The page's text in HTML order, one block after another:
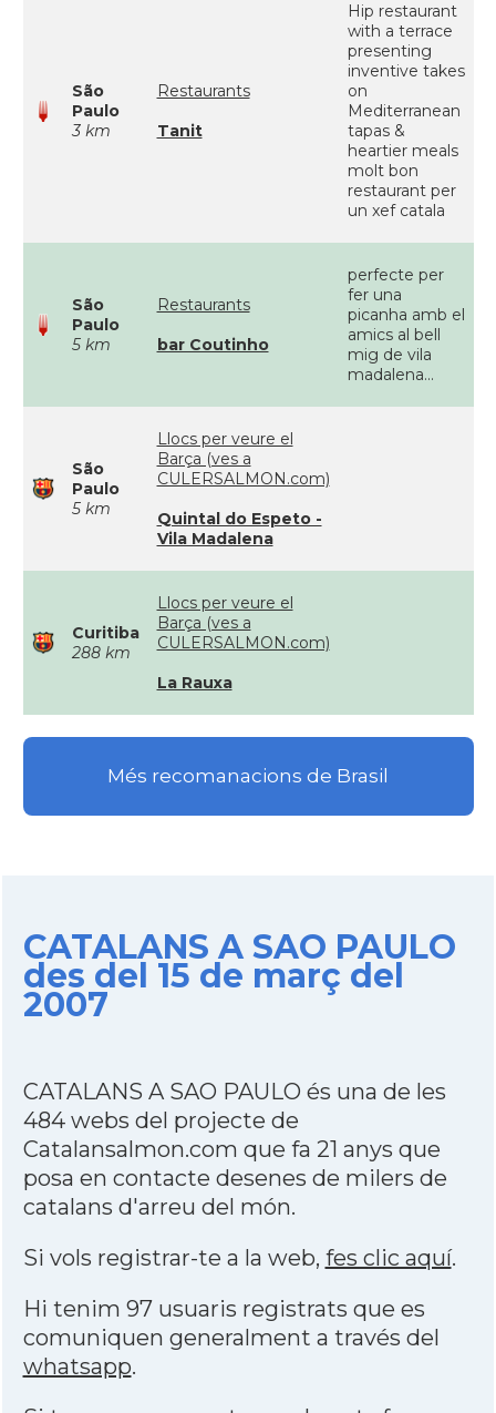
São
Paulo
3 km
Restaurants
Tanit
Hip restaurant
with a terrace
presenting
inventive takes
on
Mediterranean
tapas &
heartier meals
molt bon
restaurant per
un xef catala
São
Paulo
5 km
Restaurants
bar Coutinho
perfecte per
fer una
picanha amb el
amics al bell
mig de vila
madalena...
São
Paulo
5 km
Llocs per veure el
Barça (ves a
CULERSALMON.com)
Quintal do Espeto -
Vila Madalena
Curitiba
288 km
Llocs per veure el
Barça (ves a
CULERSALMON.com)
La Rauxa
Més recomanacions de Brasil
CATALANS A SAO PAULO
des del 15 de març del
2007
CATALANS A SAO PAULO és una de les
484 webs del projecte de
Catalansalmon.com que fa 21 anys que
posa en contacte desenes de milers de
catalans d'arreu del món.
Si vols registrar-te a la web, fes clic aquí.
Hi tenim 97 usuaris registrats que es
comuniquen generalment a través del
whatsapp.